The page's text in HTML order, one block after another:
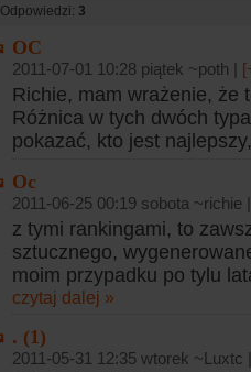
Odpowiedzi: 3
OC
2011-07-01 10:28 piątek ~poth |
Richie, mam wrażenie, że
Różnica w tych dwóch
pokazać, kto jest
Oc
2011-06-25 00:19 sobota ~richie
z tymi rankingami, to
sztucznego,
moim przypadku po tylu
czytaj dalej »
. (1)
2011-05-31 12:35 wtorek ~Luxtc